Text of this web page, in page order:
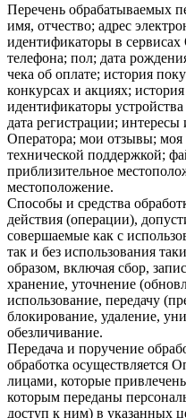
Перечень обрабатываемых
имя, отчество; адрес
идентификаторы в сервисах
телефона; пол; дата
чека об оплате; история
конкурсах и акциях;
идентификаторы
дата регистрации;
Оператора; мои отзывы;
технической поддержкой;
приблизительное
местоположение.
Способы и средства
действия (операции),
совершаемые как с
так и без использования
образом, включая сбор,
хранение, уточнение
использование, передачу
блокирование, удаление,
обезличивание.
Передача и поручение
обработка осуществляется
лицами, которые
которым переданы
доступ к ним) в указанных